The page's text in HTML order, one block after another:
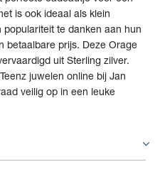
is ook ideaal als klein
populariteit te danken aan hun
betaalbare prijs. Deze Orage
uit Sterling zilver.
juwelen online bij Jan
veilig op in een leuke